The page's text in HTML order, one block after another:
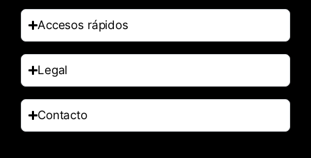
Accesos rápidos
Legal
Contacto